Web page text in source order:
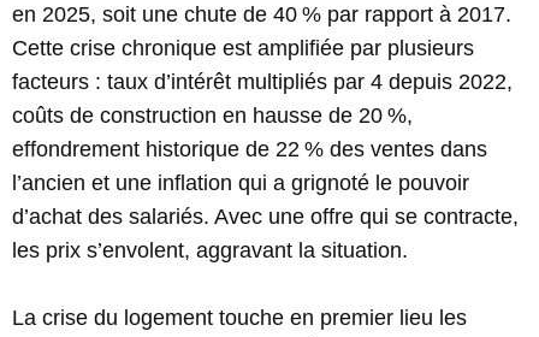
en 2025, soit une chute de 40 % par rapport à 2017.
Cette crise chronique est amplifiée par plusieurs
facteurs : taux d’intérêt multipliés par 4 depuis 2022,
coûts de construction en hausse de 20 %,
effondrement historique de 22 % des ventes dans
l’ancien et une inflation qui a grignoté le pouvoir
d’achat des salariés. Avec une offre qui se contracte,
les prix s’envolent, aggravant la situation.
La crise du logement touche en premier lieu les